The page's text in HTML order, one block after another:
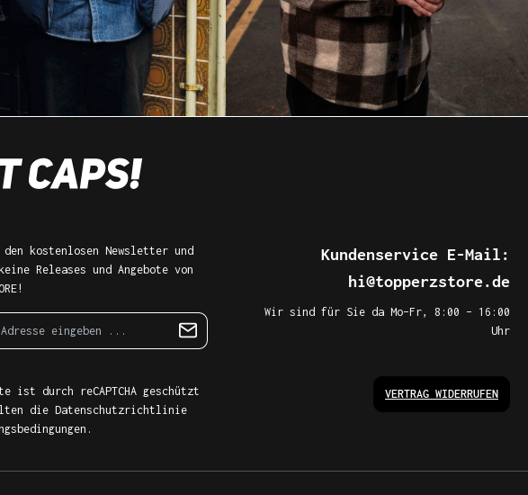
den kostenlosen Newsletter und
Releases und Angebote von
ist durch reCAPTCHA geschützt
die Datenschutzrichtlinie
.
Kundenservice E-Mail:
hi@topperzstore.de
Wir sind für Sie da Mo–Fr, 8:00 – 16:00
Uhr
VERTRAG WIDERRUFEN